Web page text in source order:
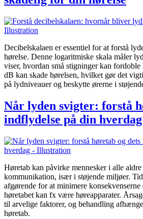
Decibelskalaen er essentiel for at forstå
hørelse. Denne logaritmiske skala måler
viser, hvordan små stigninger kan
dB kan skade hørelsen, hvilket gør det
på lydniveauer og beskytte ørerne i
Når lyden svigter: forstå
indflydelse på din hverdag
Høretab kan påvirke mennesker i alle
kommunikation, især i støjende miljøer.
afgørende for at minimere
høretabet kan fx være høreapparater.
til arvelige faktorer, og behandling
høretab.